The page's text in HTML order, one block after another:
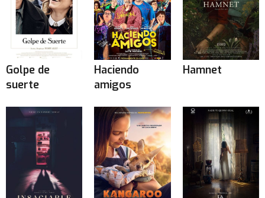
Golpe de
suerte
Haciendo
amigos
Hamnet